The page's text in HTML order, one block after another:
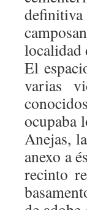
localidad
El
varias
ocupaba
Anejas,
anexo a
recinto